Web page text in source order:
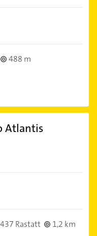
488 m
Atlantis
Rastatt
1,2 km